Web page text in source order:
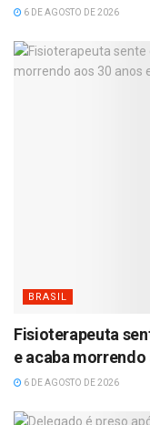
6 DE AGOSTO DE 2026
BRASIL
Fisioterapeuta
e acaba morrendo
6 DE AGOSTO DE 2026